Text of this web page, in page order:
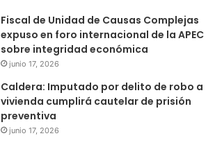
Fiscal de Unidad de Causas Complejas
expuso en foro internacional de la APEC
sobre integridad económica
junio 17, 2026
Caldera: Imputado por delito de robo a
vivienda cumplirá cautelar de prisión
preventiva
junio 17, 2026